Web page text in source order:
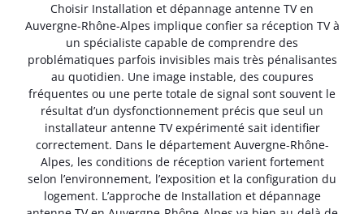
Choisir Installation et dépannage antenne TV en
Auvergne-Rhône-Alpes implique confier sa réception TV à
un spécialiste capable de comprendre des
problématiques parfois invisibles mais très pénalisantes
au quotidien. Une image instable, des coupures
fréquentes ou une perte totale de signal sont souvent le
résultat d’un dysfonctionnement précis que seul un
installateur antenne TV expérimenté sait identifier
correctement. Dans le département Auvergne-Rhône-
Alpes, les conditions de réception varient fortement
selon l’environnement, l’exposition et la configuration du
logement. L’approche de Installation et dépannage